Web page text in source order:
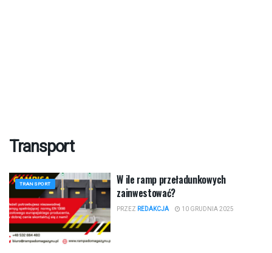
Transport
TRANSPORT
W ile ramp przeładunkowych
zainwestować?
PRZEZ REDAKCJA 10 GRUDNIA 2025